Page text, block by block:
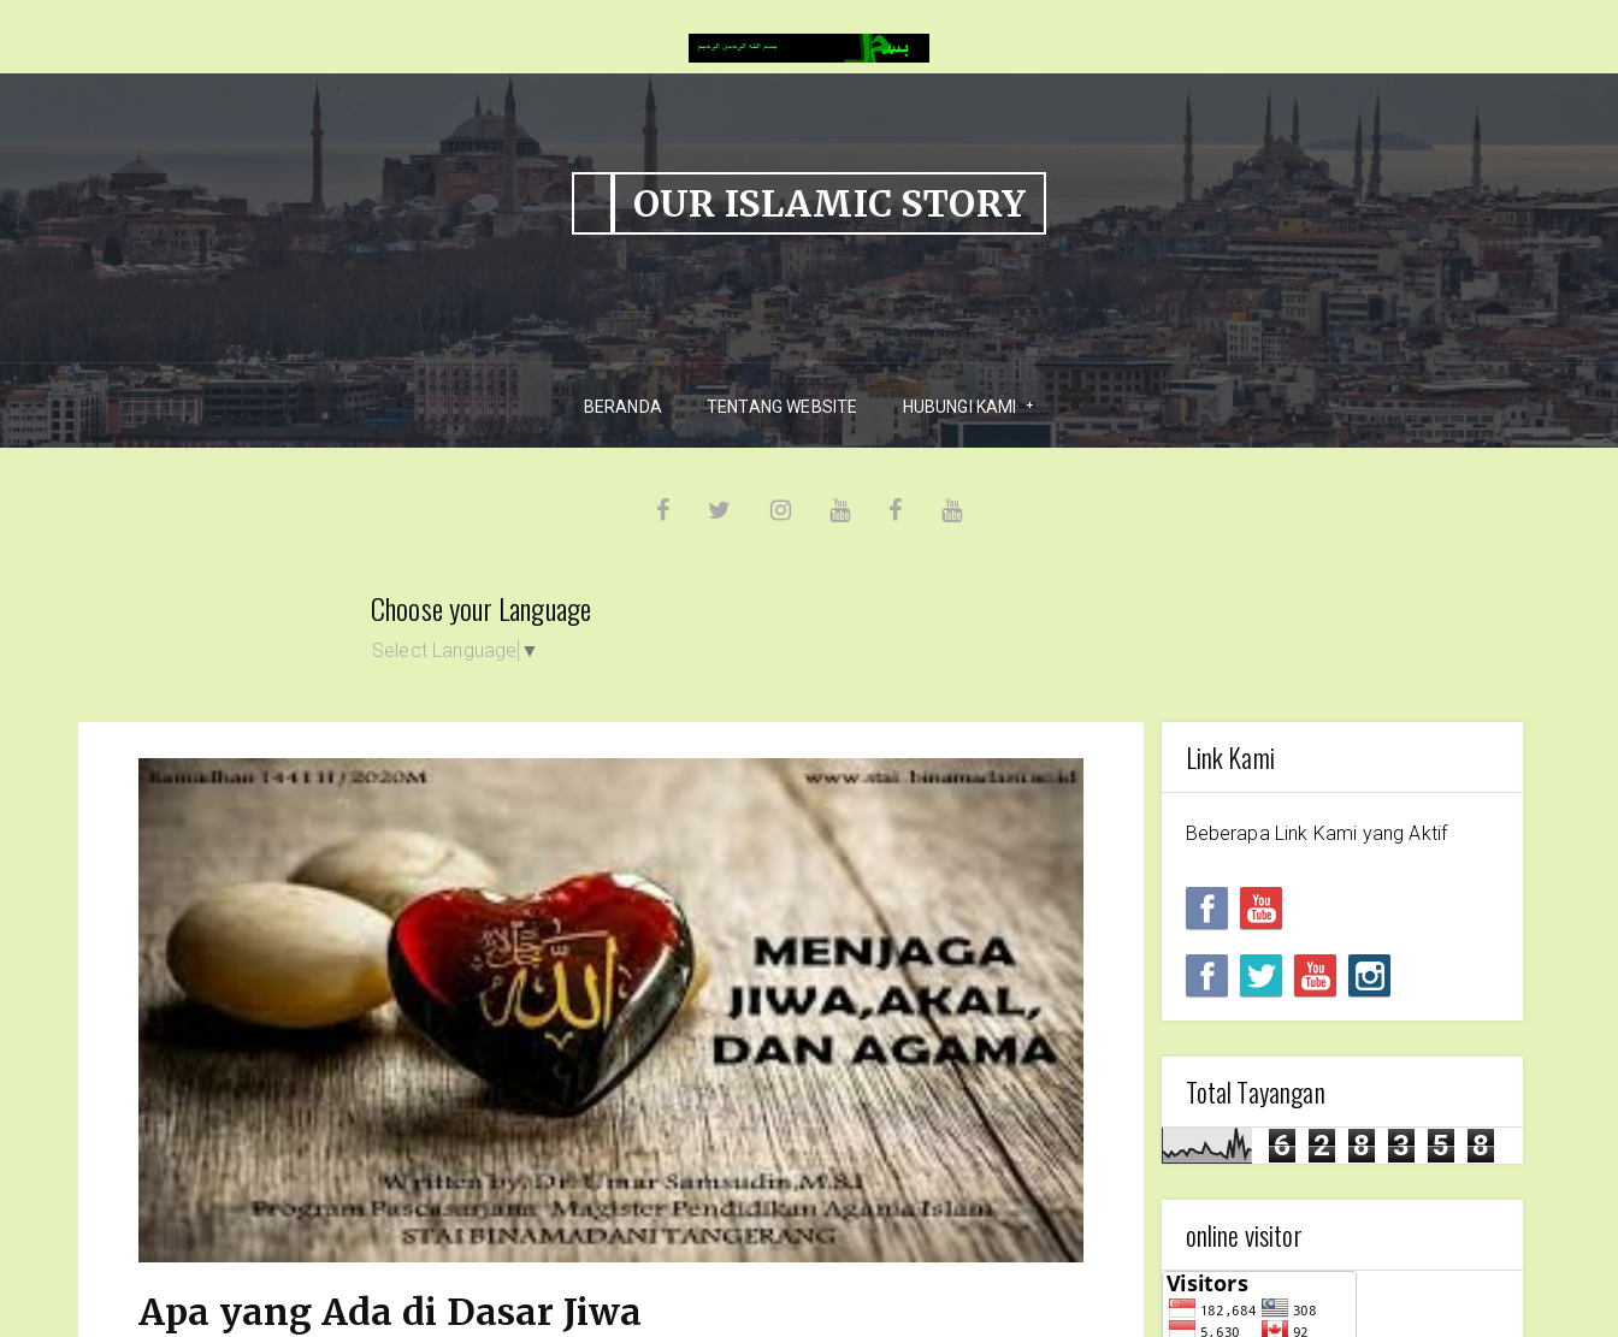
OUR ISLAMIC STORY
BERANDA TENTANG WEBSITE HUBUNGI KAMI
Choose your Language
Select Language ▼
Apa yang Ada di Dasar Jiwa
Link Kami
Beberapa Link Kami yang Aktif
Total Tayangan
6 2 8 3 5 8
online visitor